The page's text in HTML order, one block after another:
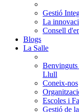
Gestió
La
Consell
Blogs
La Salle
Llull
Coneix-nos
Escoles i
Gestió de